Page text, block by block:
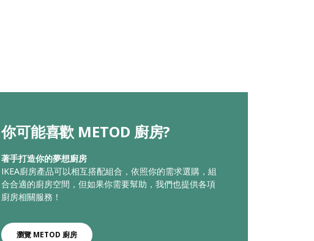
你可能喜歡 METOD 廚房?
著手打造你的夢想廚房
IKEA廚房產品可以相互搭配組合，依照你的需求選購，組
合合適的廚房空間，但如果你需要幫助，我們也提供各項
廚房相關服務！
瀏覽 METOD 廚房